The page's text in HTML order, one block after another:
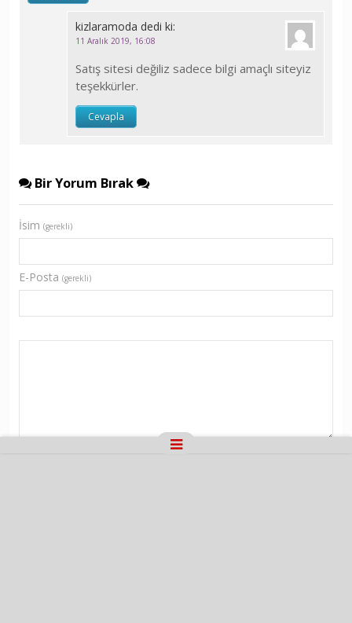
kizlaramoda dedi ki:
11 Aralık 2019, 16:08
Satış sitesi değiliz sadece bilgi amaçlı siteyiz
teşekkürler.
Cevapla
Bir Yorum Bırak
İsim (gerekli)
E-Posta (gerekli)